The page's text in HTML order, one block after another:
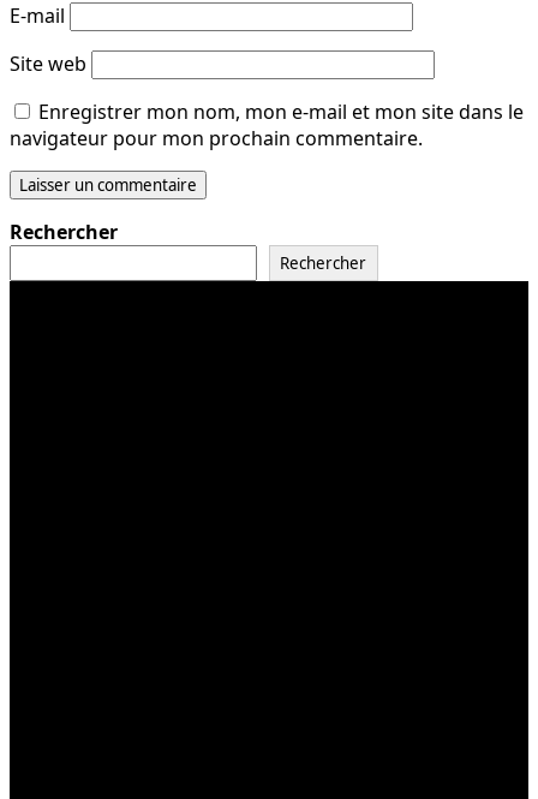
E-mail
Site web
Enregistrer mon nom, mon e-mail et mon site dans le
navigateur pour mon prochain commentaire.
Rechercher
Rechercher